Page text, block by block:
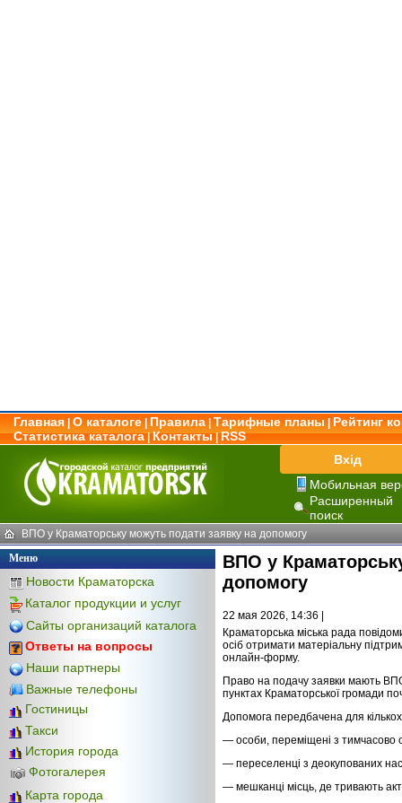
Главная О каталоге Правила Тарифные планы
Рейтинг
Статистика каталога|Контакты|RSS
Вхід
Мобильная
Расширенный
поиск
ВПО у Краматорську можуть подати заявку на допомогу
Меню
Новости Краматорска
Каталог продукции и услуг
Сайты организаций каталога
Ответы на вопросы
Наши партнеры
Важные телефоны
Гостиницы
Такси
История города
Фотогалерея
Карта города
ВПО у
допомогу
22 мая 2026, 14:36 |
Краматорська міська рада
осіб отримати матеріальну
онлайн-форму.
Право на подачу заявки мають
пунктах Краматорської громади
Допомога передбачена для
— особи, переміщені з тимчасово
— переселенці з деокупованих
— мешканці місць, де тривають